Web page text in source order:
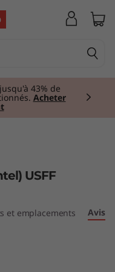
43% de
Acheter
USFF
et emplacements Avis